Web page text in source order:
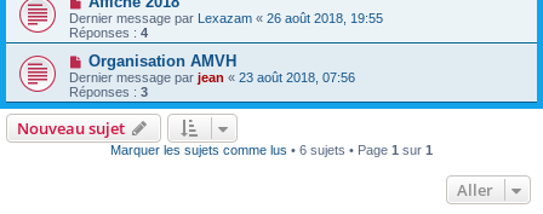
Dernier message par Lexazam « 26 août 2018, 19:55
Réponses : 4
Organisation AMVH
Dernier message par jean « 23 août 2018, 07:56
Réponses : 3
Nouveau sujet
Marquer les sujets comme lus • 6 sujets • Page 1 sur 1
Aller